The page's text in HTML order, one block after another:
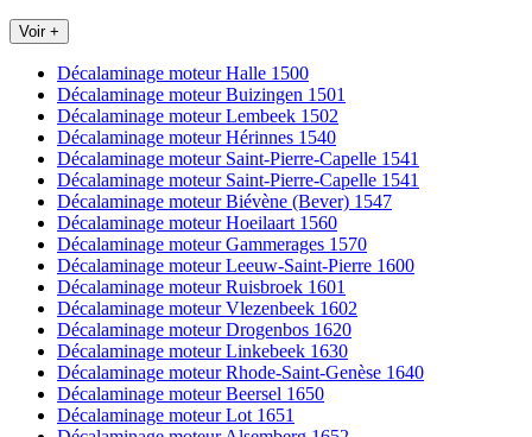
Voir +
Décalaminage moteur Halle 1500
Décalaminage moteur Buizingen 1501
Décalaminage moteur Lembeek 1502
Décalaminage moteur Hérinnes 1540
Décalaminage moteur Saint-Pierre-Capelle 1541
Décalaminage moteur Saint-Pierre-Capelle 1541
Décalaminage moteur Biévène (Bever) 1547
Décalaminage moteur Hoeilaart 1560
Décalaminage moteur Gammerages 1570
Décalaminage moteur Leeuw-Saint-Pierre 1600
Décalaminage moteur Ruisbroek 1601
Décalaminage moteur Vlezenbeek 1602
Décalaminage moteur Drogenbos 1620
Décalaminage moteur Linkebeek 1630
Décalaminage moteur Rhode-Saint-Genèse 1640
Décalaminage moteur Beersel 1650
Décalaminage moteur Lot 1651